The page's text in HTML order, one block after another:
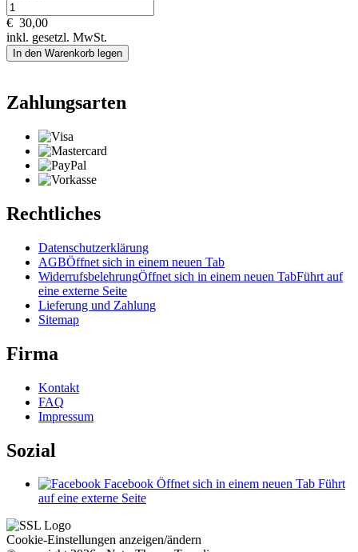
€ 30,00
inkl. gesetzl. MwSt.
In den Warenkorb legen
Zahlungsarten
Rechtliches
Datenschutzerklärung
AGBÖffnet sich in einem neuen Tab
WiderrufsbelehrungÖffnet sich in einem neuen TabFührt auf
eine externe Seite
Lieferung und Zahlung
Sitemap
Firma
Kontakt
FAQ
Impressum
Sozial
Facebook Öffnet sich in einem neuen Tab Führt
auf eine externe Seite
Cookie-Einstellungen anzeigen/ändern